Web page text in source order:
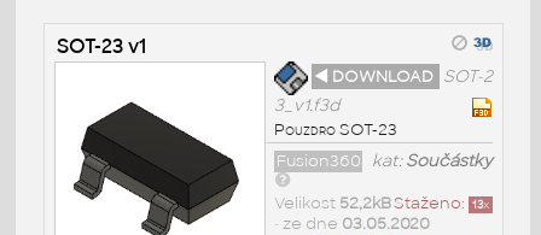
SOT-23 v1
◄ DOWNLOAD SOT-2
3_v1.f3d
Pouzdro SOT-23
kat:Součástky
Fusion360
Staženo: 13x
Velikost 52,2kB
• ze dne 03.05.2020